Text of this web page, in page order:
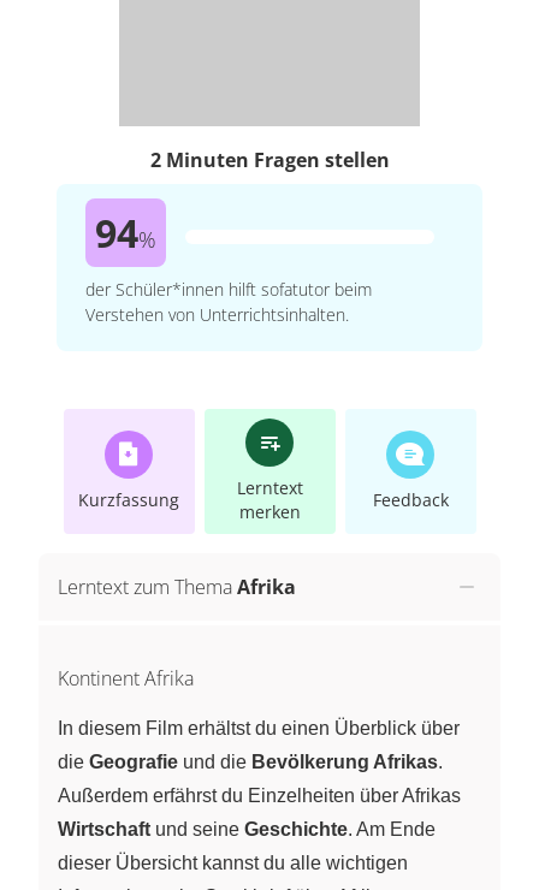
2 Minuten Fragen stellen
94%
der Schüler*innen hilft sofatutor beim
Verstehen von Unterrichtsinhalten.
Kurzfassung
Lerntext
merken
Feedback
Lerntext zum ThemaAfrika
Kontinent Afrika
In diesem Film erhältst du einen Überblick über
die Geografie und die Bevölkerung Afrikas.
Außerdem erfährst du Einzelheiten über Afrikas
Wirtschaft und seine Geschichte. Am Ende
dieser Übersicht kannst du alle wichtigen